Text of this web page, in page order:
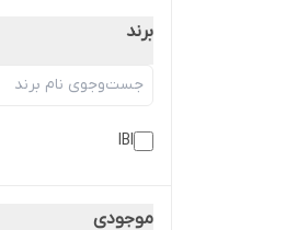
برند
IBI
موجودی